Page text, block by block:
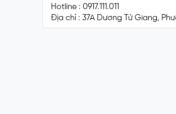
Hotline : 0917.111.011
Địa chỉ : 37A Dương Tử Giang,